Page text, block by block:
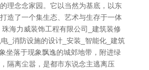
理念念家园。它以当然为基底，以东
造了一个集生态、艺术与生存于一体
海力威装饰工程有限公司_建筑装修
_消防设施的设计_安装_智能化_建筑
坐落于现象飘逸的城郊地带，附进绿
隔离尘嚣，是都市东说念主逃离压